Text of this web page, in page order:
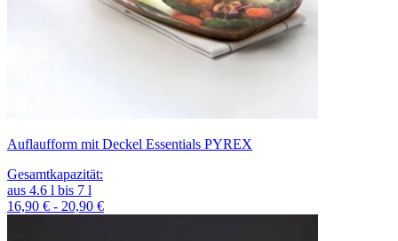
Auflaufform mit Deckel Essentials PYREX
Gesamtkapazität:
aus 4.6 l bis 7 l
16,90 € - 20,90 €